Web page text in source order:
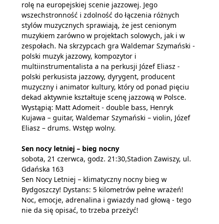
rolę na europejskiej scenie jazzowej. Jego
wszechstronność i zdolność do łączenia różnych
stylów muzycznych sprawiają, że jest cenionym
muzykiem zarówno w projektach solowych, jak i w
zespołach. Na skrzypcach gra Waldemar Szymański -
polski muzyk jazzowy, kompozytor i
multiinstrumentalista a na perkusji Józef Eliasz -
polski perkusista jazzowy, dyrygent, producent
muzyczny i animator kultury, który od ponad pięciu
dekad aktywnie kształtuje scenę jazzową w Polsce.
Wystąpią: Matt Adomeit - double bass, Henryk
Kujawa – guitar, Waldemar Szymański – violin, Józef
Eliasz – drums. Wstęp wolny.
Sen nocy letniej – bieg nocny
sobota, 21 czerwca, godz. 21:30,Stadion Zawiszy, ul.
Gdańska 163
Sen Nocy Letniej – klimatyczny nocny bieg w
Bydgoszczy! Dystans: 5 kilometrów pełne wrażeń!
Noc, emocje, adrenalina i gwiazdy nad głową - tego
nie da się opisać, to trzeba przeżyć!